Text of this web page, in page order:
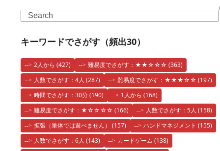
Search
キーワードでさがす（頻出30）
2人から (427) 難易度でさがす：★★☆☆☆ (363)
人数でさがす：4人 (287) 難易度でさがす：★★★☆☆ (197)
時間でさがす：30分(190) 1人から (168)
難易度でさがす：★☆☆☆☆ (166) 人数でさがす：5人 (158)
拡張（単体では遊べません） (157) ハンドマネジメント (155)
人数でさがす：6人 (143) カードゲーム (138)